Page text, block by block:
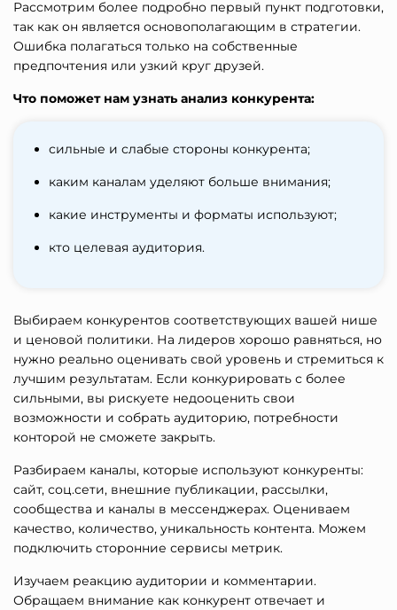
Рассмотрим более подробно первый пункт подготовки,
так как он является основополагающим в стратегии.
Ошибка полагаться только на собственные
предпочтения или узкий круг друзей.
Что поможет нам узнать анализ конкурента:
сильные и слабые стороны конкурента;
каким каналам уделяют больше внимания;
какие инструменты и форматы используют;
кто целевая аудитория.
Выбираем конкурентов соответствующих вашей нише
и ценовой политики. На лидеров хорошо равняться, но
нужно реально оценивать свой уровень и стремиться к
лучшим результатам. Если конкурировать с более
сильными, вы рискуете недооценить свои
возможности и собрать аудиторию, потребности
конторой не сможете закрыть.
Разбираем каналы, которые используют конкуренты:
сайт, соц.сети, внешние публикации, рассылки,
сообщества и каналы в мессенджерах. Оцениваем
качество, количество, уникальность контента. Можем
подключить сторонние сервисы метрик.
Изучаем реакцию аудитории и комментарии.
Обращаем внимание как конкурент отвечает и